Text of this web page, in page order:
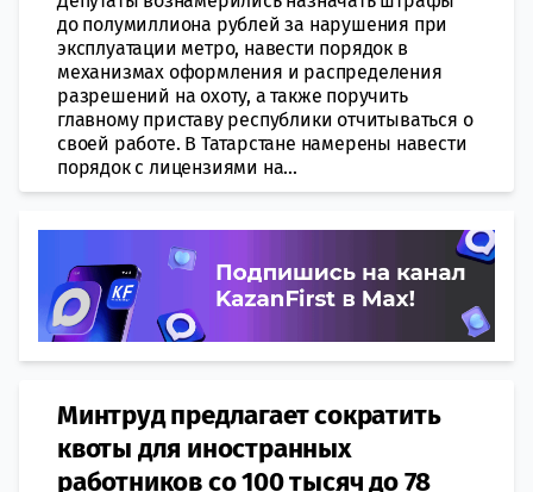
до полумиллиона рублей за нарушения при
эксплуатации метро, навести порядок в
механизмах оформления и распределения
разрешений на охоту, а также поручить
главному приставу республики отчитываться о
своей работе. В Татарстане намерены навести
порядок с лицензиями на...
Минтруд предлагает сократить
квоты для иностранных
работников со 100 тысяч до 78